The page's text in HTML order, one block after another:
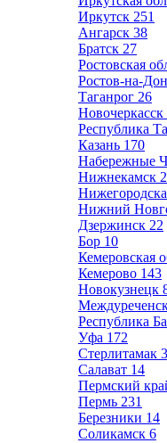
Иркутск 251
Ангарск 38
Братск 27
Ростовская
Ростов-на-
Таганрог 26
Новочеркасск
Республика
Казань 170
Набережные
Нижнекамск
Нижний
Дзержинск 22
Бор 10
Кемеровская
Кемерово 143
Новокузнецк
Республика
Уфа 172
Стерлитамак
Салават 14
Пермский
Пермь 231
Березники 14
Соликамск 6